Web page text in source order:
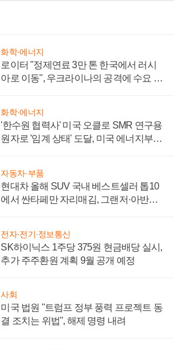
화학·에너지
로이터 "정제연료 3만 톤 한국에서 러시
아로 이동", 우크라이나의 공격에 수요 늘
화학·에너지
'한수원 협력사' 미국 오클로 SMR 연구용
원자로 '임계 상태' 도달, 미국 에너지부
자동차·부품
현대차 올해 SUV 국내 베스트셀러 톱10
에서 싼타페만 자리매김, 그랜저·아반떼
전자·전기·정보통신
SK하이닉스 1주당 375원 현금배당 실시,
추가 주주환원 계획 9월 공개 예정
사회
미국 법원 "트럼프 정부 풍력 프로젝트 동
결 조치는 위법", 해제 명령 내려